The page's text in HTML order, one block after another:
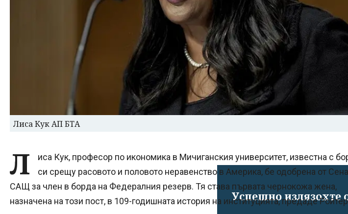
Успешно излязохте
Лиса Кук АП БТА
Л
иса Кук, професор по икономика в Мичиганския университет, известна с
си срещу расовото и половото неравенство в Америка, бе одобрена от
САЩ за член в борда на Федералния резерв. Тя става първата чернокожа жена,
назначена на този пост, в 109-годишната история на институцията, предаде